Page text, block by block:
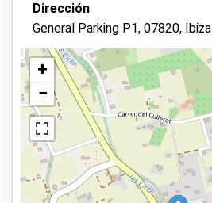
Dirección
General Parking P1, 07820, Ibiza
+
−